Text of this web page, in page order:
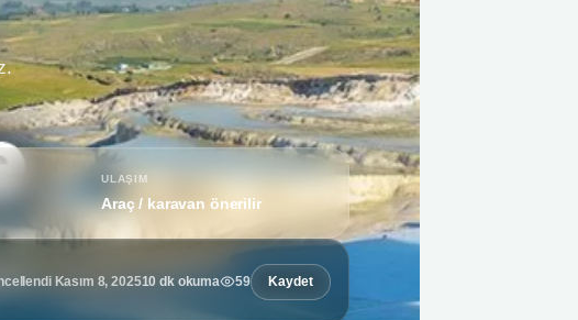
ULAŞIM
Araç / karavan önerilir
Kasım 8, 202510 dk okuma 59 Kaydet